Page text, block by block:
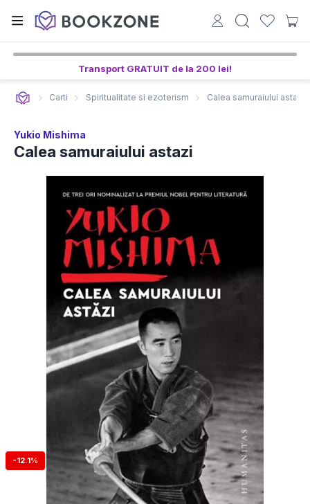
Transport GRATUIT de la 200 lei!
Carti Spiritualitate si ezoterism Calea samuraiului astazi
Yukio Mishima
Calea samuraiului astazi
-12.1%